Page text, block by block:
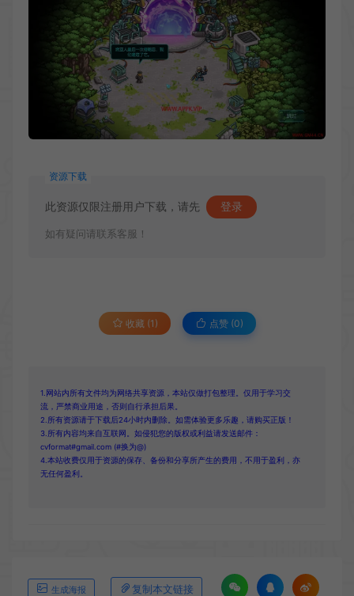
资源下载
此资源仅限注册用户下载，请先 登录
如有疑问请联系客服！
收藏 (1) 点赞 (0)
1.网站内所有文件均为网络共享资源，本站仅做打包整理。仅用于学习交
流，严禁商业用途，否则自行承担后果。
2.所有资源请于下载后24小时内删除。如需体验更多乐趣，请购买正版！
3.所有内容均来自互联网。如侵犯您的版权或利益请发送邮件：
cvformat#gmail.com (#换为@)
4.本站收费仅用于资源的保存、备份和分享所产生的费用，不用于盈利，亦
无任何盈利。
生成海报 复制本文链接